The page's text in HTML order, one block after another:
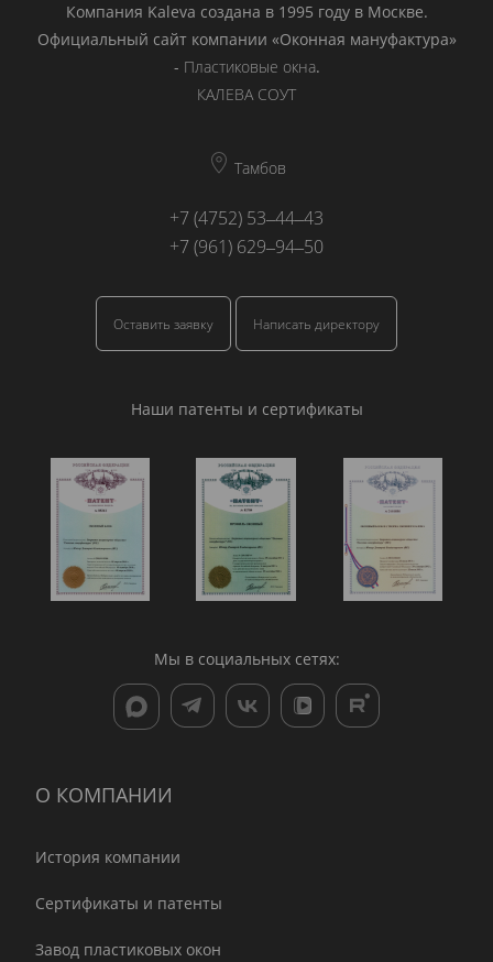
Компания Kaleva создана в 1995 году в Москве.
Официальный сайт компании «Оконная мануфактура»
- Пластиковые окна.
КАЛЕВА СОУТ
Тамбов
+7 (4752) 53‒44‒43
+7 (961) 629‒94‒50
Оставить заявку Написать директору
Наши патенты и сертификаты
Мы в социальных сетях:
О КОМПАНИИ
История компании
Сертификаты и патенты
Завод пластиковых окон